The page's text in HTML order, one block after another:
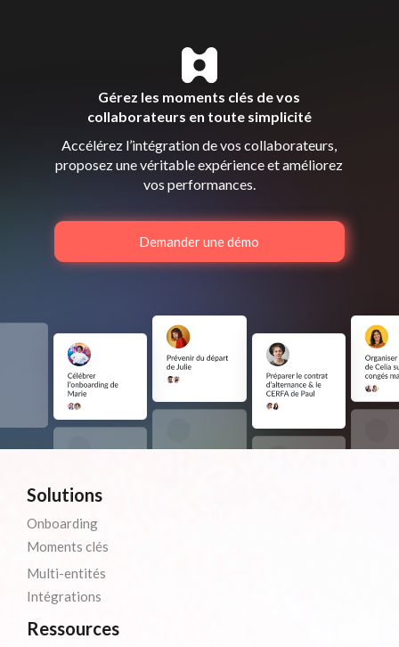
Gérez les moments clés de vos
collaborateurs en toute simplicité
Accélérez l’intégration de vos collaborateurs,
proposez une véritable expérience et améliorez
vos performances.
Demander une démo
Solutions
Onboarding
Moments clés
Multi-entités
Intégrations
Ressources